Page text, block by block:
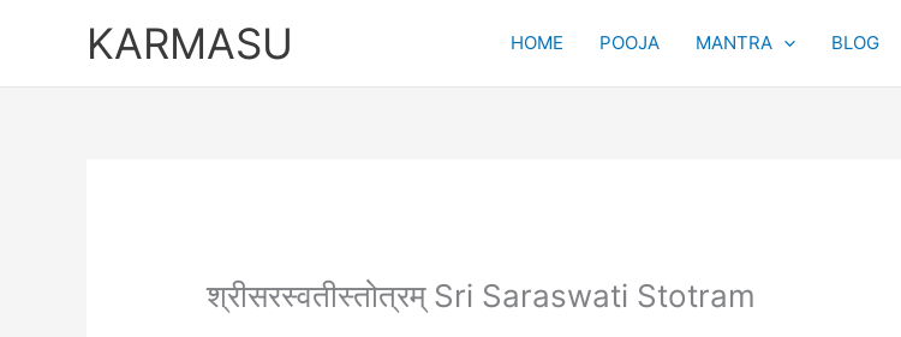
KARMASU HOME POOJA MANTRA BLOG
श्रीसरस्वतीस्तोत्रम् Sri Saraswati Stotram